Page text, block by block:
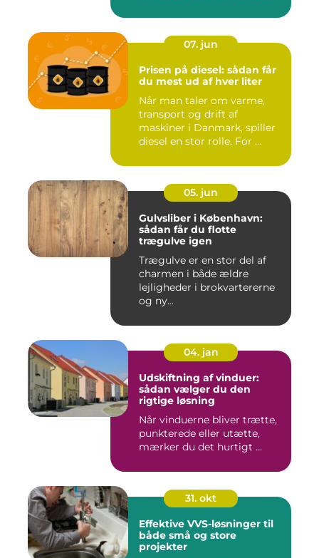
07. jun
Prisen på diesel: sådan får
du mest ud af hver liter
Når man taler om varme,
transport og drift af
maskiner i Danmark, spiller
diesel en stor rolle. For ...
05. jun
Gulvsliber i København:
sådan får du flotte
trægulve igen
Trægulve er en stor del af
charmen i både ældre
lejligheder i brokvartererne
og ny...
04. jan
Udskiftning af vinduer:
sådan vælger du den
rigtige løsning
Når vinduerne bliver trætte,
punkterede eller utætte,
mærker du det hurtigt ...
31. okt
Effektive VVS-løsninger til
både små og store
projekter